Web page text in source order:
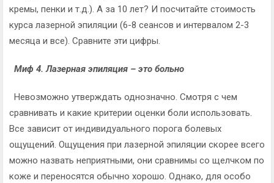
кремы, пенки и т.д.). А за 10 лет? И посчитайте стоимость
курса лазерной эпиляции (6-8 сеансов и интервалом 2-3
месяца и все). Сравните эти цифры.
Миф 4. Лазерная эпиляция – это больно
Невозможно утверждать однозначно. Смотря с чем
сравнивать и какие критерии оценки боли использовать.
Все зависит от индивидуального порога болевых
ощущений. Ощущения при лазерной эпиляции скорее всего
можно назвать неприятными, они сравнимы со щелчком по
коже и переносятся обычно хорошо. Однако, для особо